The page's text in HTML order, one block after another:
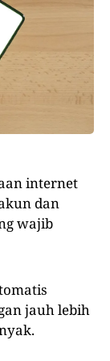
internet
dan
wajib
jauh lebih